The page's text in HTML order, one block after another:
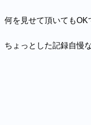
何を見せて頂いてもOK
ちょっとした記録自慢